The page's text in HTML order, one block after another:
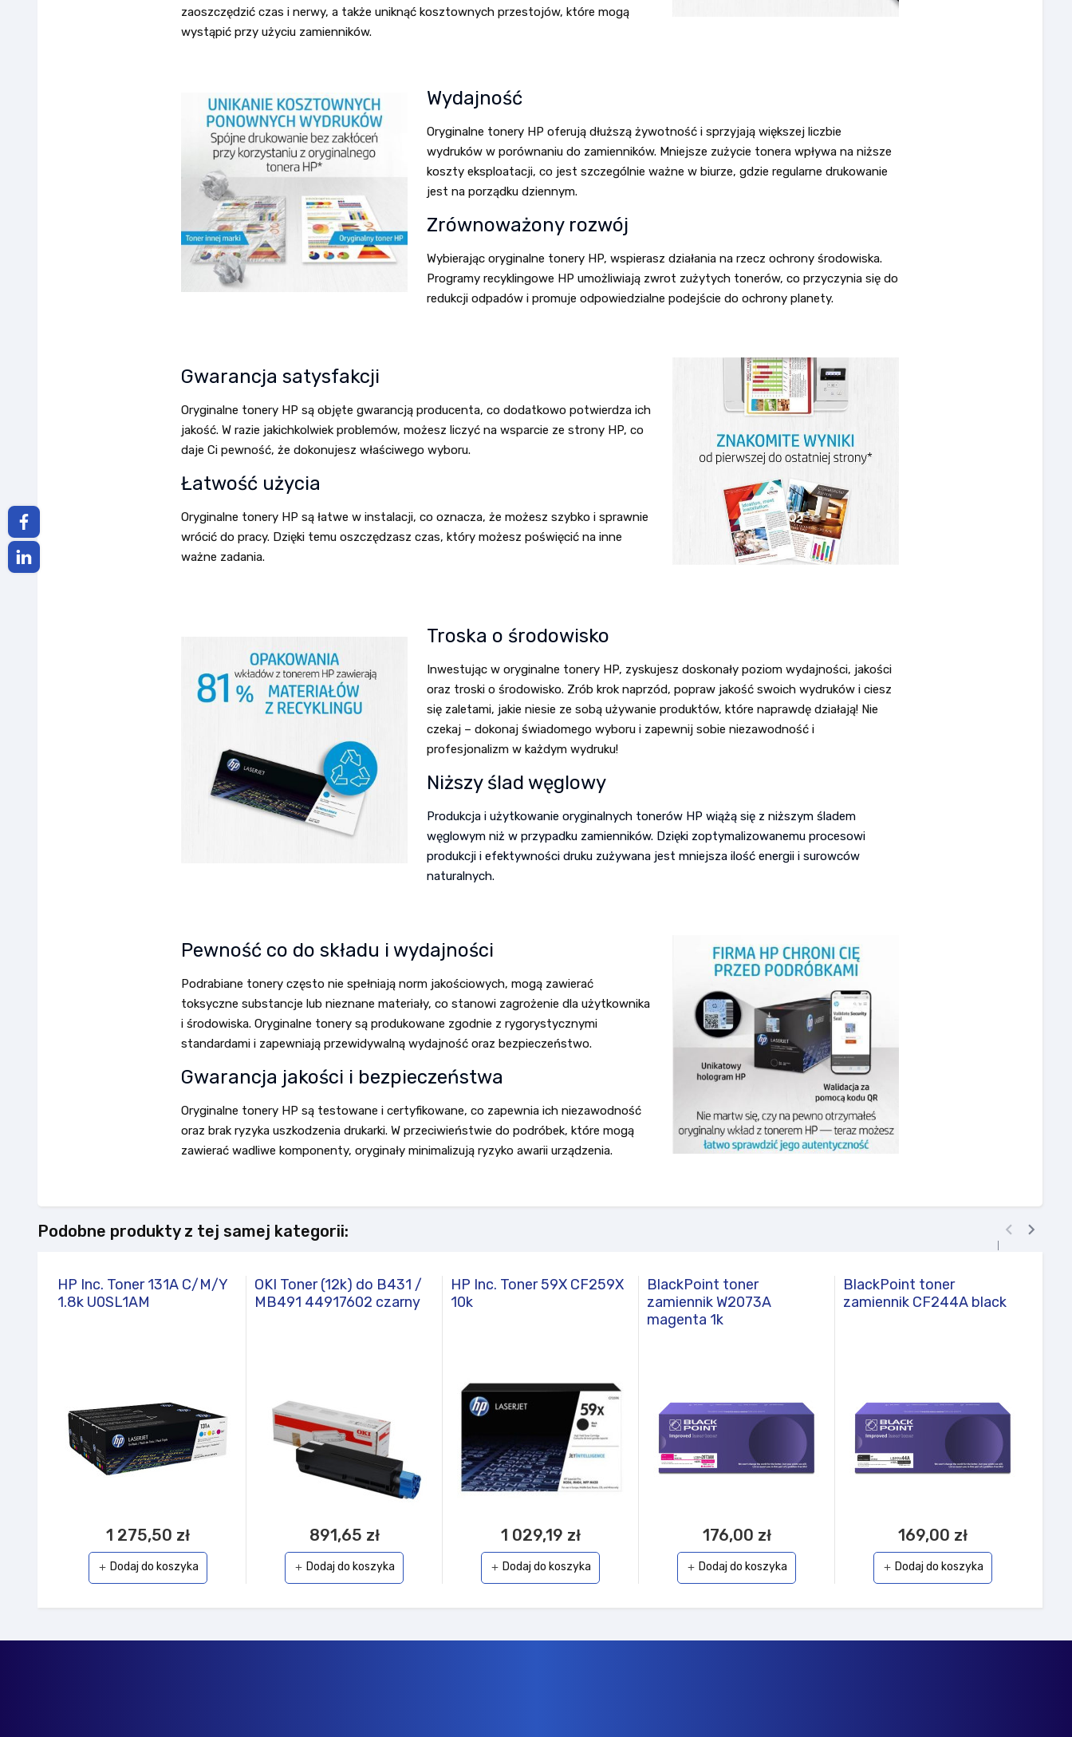
zaoszczędzić czas i nerwy, a także uniknąć kosztownych przestojów, które mogą
wystąpić przy użyciu zamienników.
Wydajność
Oryginalne tonery HP oferują dłuższą żywotność i sprzyjają większej liczbie
wydruków w porównaniu do zamienników. Mniejsze zużycie tonera wpływa na niższe
koszty eksploatacji, co jest szczególnie ważne w biurze, gdzie regularne drukowanie
jest na porządku dziennym.
Zrównoważony rozwój
Wybierając oryginalne tonery HP, wspierasz działania na rzecz ochrony środowiska.
Programy recyklingowe HP umożliwiają zwrot zużytych tonerów, co przyczynia się do
redukcji odpadów i promuje odpowiedzialne podejście do ochrony planety.
Gwarancja satysfakcji
Oryginalne tonery HP są objęte gwarancją producenta, co dodatkowo potwierdza ich
jakość. W razie jakichkolwiek problemów, możesz liczyć na wsparcie ze strony HP, co
daje Ci pewność, że dokonujesz właściwego wyboru.
Łatwość użycia
Oryginalne tonery HP są łatwe w instalacji, co oznacza, że możesz szybko i sprawnie
wrócić do pracy. Dzięki temu oszczędzasz czas, który możesz poświęcić na inne
ważne zadania.
Troska o środowisko
Inwestując w oryginalne tonery HP, zyskujesz doskonały poziom wydajności, jakości
oraz troski o środowisko. Zrób krok naprzód, popraw jakość swoich wydruków i ciesz
się zaletami, jakie niesie ze sobą używanie produktów, które naprawdę działają! Nie
czekaj – dokonaj świadomego wyboru i zapewnij sobie niezawodność i
profesjonalizm w każdym wydruku!
Niższy ślad węglowy
Produkcja i użytkowanie oryginalnych tonerów HP wiążą się z niższym śladem
węglowym niż w przypadku zamienników. Dzięki zoptymalizowanemu procesowi
produkcji i efektywności druku zużywana jest mniejsza ilość energii i surowców
naturalnych.
Pewność co do składu i wydajności
Podrabiane tonery często nie spełniają norm jakościowych, mogą zawierać
toksyczne substancje lub nieznane materiały, co stanowi zagrożenie dla użytkownika
i środowiska. Oryginalne tonery są produkowane zgodnie z rygorystycznymi
standardami i zapewniają przewidywalną wydajność oraz bezpieczeństwo.
Gwarancja jakości i bezpieczeństwa
Oryginalne tonery HP są testowane i certyfikowane, co zapewnia ich niezawodność
oraz brak ryzyka uszkodzenia drukarki. W przeciwieństwie do podróbek, które mogą
zawierać wadliwe komponenty, oryginały minimalizują ryzyko awarii urządzenia.
Podobne produkty z tej samej kategorii:
HP Inc. Toner 131A C/M/Y
1.8k U0SL1AM
1 275,50 zł
add Dodaj do koszyka
OKI Toner (12k) do B431 /
MB491 44917602 czarny
891,65 zł
add Dodaj do koszyka
HP Inc. Toner 59X CF259X
10k
1 029,19 zł
add Dodaj do koszyka
BlackPoint toner
zamiennik W2073A
magenta 1k
176,00 zł
add Dodaj do koszyka
BlackPoint toner
zamiennik CF244A black
169,00 zł
add Dodaj do koszyka
 